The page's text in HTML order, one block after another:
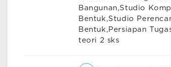
Bangunan,Studio
Bentuk,Studio
Bentuk,Persiapan
teori 2 sks